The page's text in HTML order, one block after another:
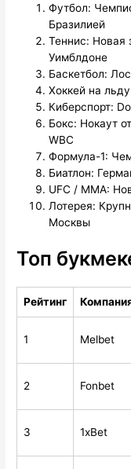
Футбол:
Бразилией
Теннис: Новая
Уимблдоне
Баскетбол:
Хоккей на
Киберспорт:
Бокс: Нокаут
WBC
Формула-1:
Биатлон:
UFC / MMA:
Лотерея:
Москвы
Топ
Рейтинг
1 Melbet
2 Fonbet
3 1xBet